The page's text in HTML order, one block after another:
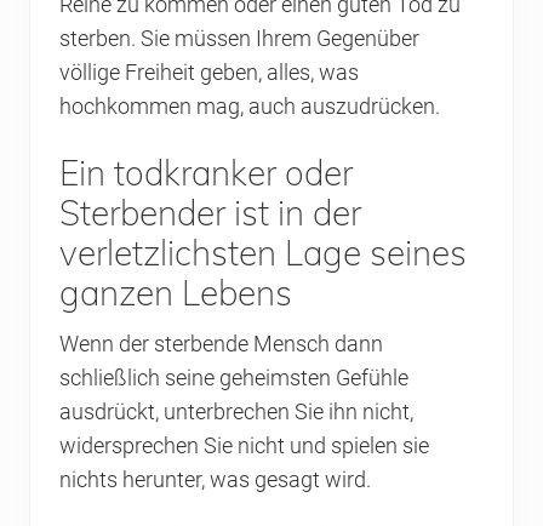
Reine zu kommen oder einen guten Tod zu
sterben. Sie müssen Ihrem Gegenüber
völlige Freiheit geben, alles, was
hochkommen mag, auch auszudrücken.
Ein todkranker oder
Sterbender ist in der
verletzlichsten Lage seines
ganzen Lebens
Wenn der sterbende Mensch dann
schließlich seine geheimsten Gefühle
ausdrückt, unterbrechen Sie ihn nicht,
widersprechen Sie nicht und spielen sie
nichts herunter, was gesagt wird.